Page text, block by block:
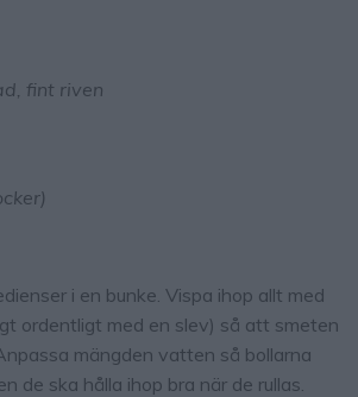
fint riven
i en bunke. Vispa ihop allt med
ordentligt med en slev) så att smeten
mängden vatten så bollarna
de ska hålla ihop bra när de rullas.